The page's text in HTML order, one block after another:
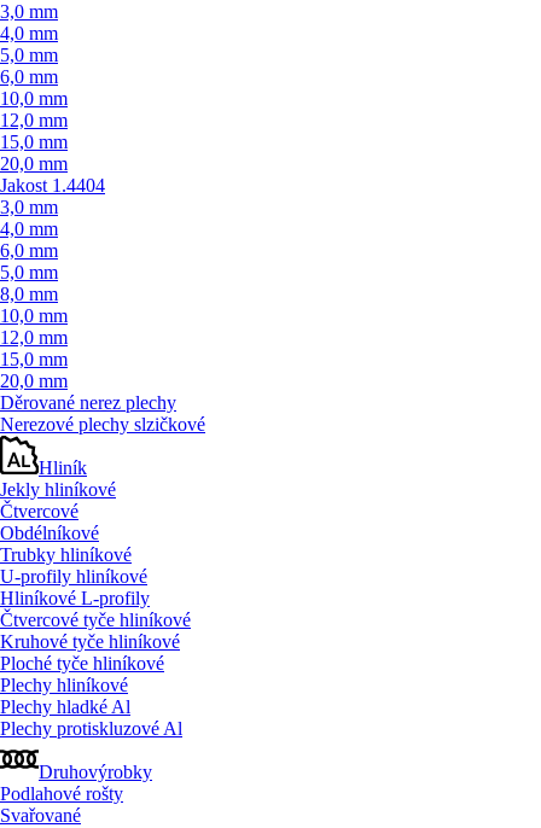
3,0 mm
4,0 mm
5,0 mm
6,0 mm
10,0 mm
12,0 mm
15,0 mm
20,0 mm
Jakost 1.4404
3,0 mm
4,0 mm
6,0 mm
5,0 mm
8,0 mm
10,0 mm
12,0 mm
15,0 mm
20,0 mm
Děrované nerez plechy
Nerezové plechy slzičkové
Hliník
Jekly hliníkové
Čtvercové
Obdélníkové
Trubky hliníkové
U-profily hliníkové
Hliníkové L-profily
Čtvercové tyče hliníkové
Kruhové tyče hliníkové
Ploché tyče hliníkové
Plechy hliníkové
Plechy hladké Al
Plechy protiskluzové Al
Druhovýrobky
Podlahové rošty
Svařované